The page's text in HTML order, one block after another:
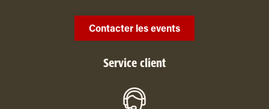
Contacter les events
Service client